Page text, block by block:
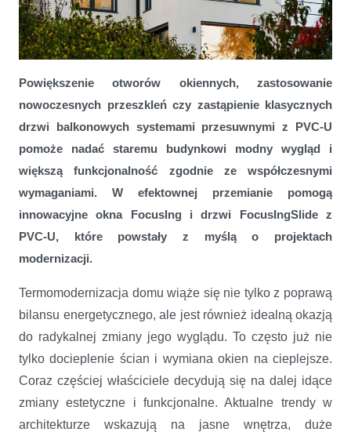
Modernizacja elewacji domu – otwórz się na nowe trendy
Powiększenie otworów okiennych, zastosowanie
nowoczesnych przeszkleń czy zastąpienie klasycznych
drzwi balkonowych systemami przesuwnymi z PVC-U
pomoże nadać staremu budynkowi modny wygląd i
większą funkcjonalność zgodnie ze współczesnymi
wymaganiami. W efektownej przemianie pomogą
innowacyjne okna FocusIng i drzwi FocusIngSlide z
PVC-U, które powstały z myślą o projektach
modernizacji.
Termomodernizacja domu wiąże się nie tylko z poprawą
bilansu energetycznego, ale jest również idealną okazją
do radykalnej zmiany jego wyglądu. To często już nie
tylko docieplenie ścian i wymiana okien na cieplejsze.
Coraz częściej właściciele decydują się na dalej idące
zmiany estetyczne i funkcjonalne. Aktualne trendy w
architekturze wskazują na jasne wnętrza, duże